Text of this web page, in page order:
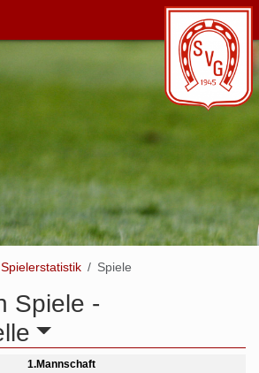
Spielerstatistik Spiele
Spiele -
1.Mannschaft